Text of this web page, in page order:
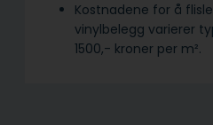
Kostnadene for å
vinylbelegg varierer
1500,- kroner per m².